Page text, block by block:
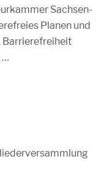
Sachsen-
Planen und
Barrierefreiheit
…